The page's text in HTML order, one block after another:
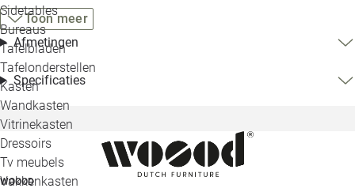
Sidetables
Bureaus
Tafelbladen
Tafelonderstellen
Kasten
Wandkasten
Vitrinekasten
Dressoirs
Tv meubels
Vakkenkasten
Toon meer
Afmetingen
Specificaties
WOOOD